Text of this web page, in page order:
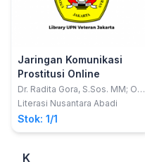
Jaringan Komunikasi
Prostitusi Online
Dr. Radita Gora, S.Sos. MM; Oni
Tarsani, S.Sos.I, M.Ikom
Literasi Nusantara Abadi
Stok: 1/1
K